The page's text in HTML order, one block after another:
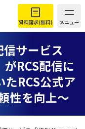
資料請求(無料) メニュー
サービス
がRCS配信に
RCS公式ア
性を向上～